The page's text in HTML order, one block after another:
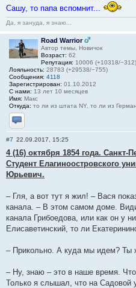
Сашу, то папа вспомнит...
Да, я зануда, я знаю...
Road Warrior
Автор темы, Новичок
Возраст: 62
Репутация: 10006 (+10318/−312)
Лояльность: 28783 (+29538/−755)
Сообщения: 4118
Зарегистрирован: 01.10.2012
С нами: 13 лет 10 месяцев
Имя: Макс
Откуда: то ли из штата NY, то ли из
Отправить личное сообщение
#7 22.09.2017, 15:25
4 (16) октября 1854 года. Санкт-
Студент Елагиноостровского
Юрьевич.
– Гля, а вот тут я жил! – Вася
канала. – В этом самом доме.
канала Грибоедова, или как он у
Елисаветинский, то ли
– Прикольно. А куда мы идем? Ты
– Ну, знаю – это в наше время. Что
Только я слышал, что на Садовой